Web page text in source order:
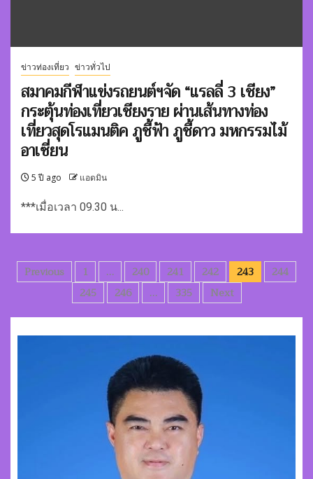
ข่าวท่องเที่ยว ข่าวทั่วไป
สมาคมกีฬาแข่งรถยนต์ฯจัด “แรลลี่ 3 เชียง”
กระตุ้นท่องเที่ยวเชียงราย ผ่านเส้นทางท่อง
เที่ยวสุดโรแมนติค ภูชี้ฟ้า ภูชี้ดาว มหกรรมไม้
อาเซี่ยน
5 ปี ago แอดมิน
***เมื่อเวลา 09.30 น...
Posts
pagination
Previous 1 … 240 241 242 243
244
245
246 … 335 Next